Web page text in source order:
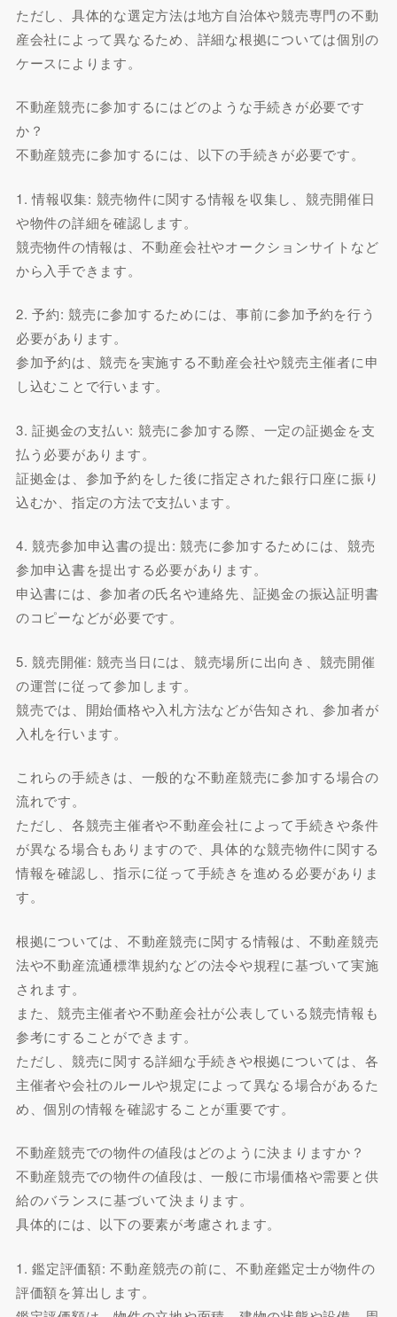
ただし、具体的な選定方法は地方自治体や競売専門の不動
産会社によって異なるため、詳細な根拠については個別の
ケースによります。
不動産競売に参加するにはどのような手続きが必要です
か？
不動産競売に参加するには、以下の手続きが必要です。
1. 情報収集: 競売物件に関する情報を収集し、競売開催日
や物件の詳細を確認します。
競売物件の情報は、不動産会社やオークションサイトなど
から入手できます。
2. 予約: 競売に参加するためには、事前に参加予約を行う
必要があります。
参加予約は、競売を実施する不動産会社や競売主催者に申
し込むことで行います。
3. 証拠金の支払い: 競売に参加する際、一定の証拠金を支
払う必要があります。
証拠金は、参加予約をした後に指定された銀行口座に振り
込むか、指定の方法で支払います。
4. 競売参加申込書の提出: 競売に参加するためには、競売
参加申込書を提出する必要があります。
申込書には、参加者の氏名や連絡先、証拠金の振込証明書
のコピーなどが必要です。
5. 競売開催: 競売当日には、競売場所に出向き、競売開催
の運営に従って参加します。
競売では、開始価格や入札方法などが告知され、参加者が
入札を行います。
これらの手続きは、一般的な不動産競売に参加する場合の
流れです。
ただし、各競売主催者や不動産会社によって手続きや条件
が異なる場合もありますので、具体的な競売物件に関する
情報を確認し、指示に従って手続きを進める必要がありま
す。
根拠については、不動産競売に関する情報は、不動産競売
法や不動産流通標準規約などの法令や規程に基づいて実施
されます。
また、競売主催者や不動産会社が公表している競売情報も
参考にすることができます。
ただし、競売に関する詳細な手続きや根拠については、各
主催者や会社のルールや規定によって異なる場合があるた
め、個別の情報を確認することが重要です。
不動産競売での物件の値段はどのように決まりますか？
不動産競売での物件の値段は、一般に市場価格や需要と供
給のバランスに基づいて決まります。
具体的には、以下の要素が考慮されます。
1. 鑑定評価額: 不動産競売の前に、不動産鑑定士が物件の
評価額を算出します。